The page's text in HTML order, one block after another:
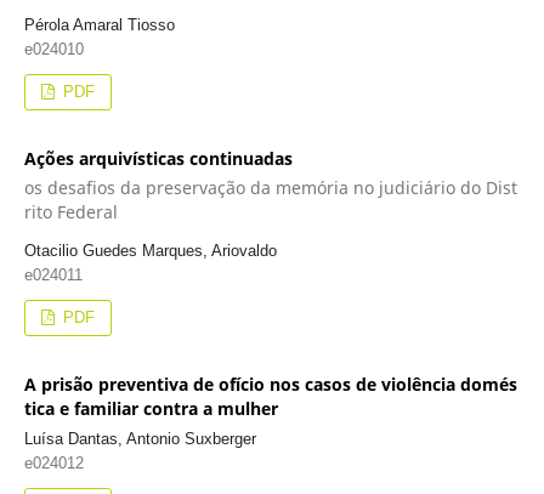
Pérola Amaral Tiosso
e024010
PDF
Ações arquivísticas continuadas
os desafios da preservação da memória no judiciário do Dist
rito Federal
Otacilio Guedes Marques, Ariovaldo
e024011
PDF
A prisão preventiva de ofício nos casos de violência domés
tica e familiar contra a mulher
Luísa Dantas, Antonio Suxberger
e024012